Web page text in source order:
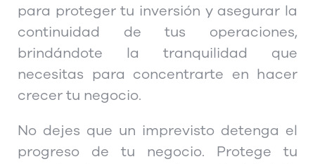
para proteger tu inversión y asegurar la
continuidad de tus operaciones,
brindándote la tranquilidad que
necesitas para concentrarte en hacer
crecer tu negocio.
No dejes que un imprevisto detenga el
progreso de tu negocio. Protege tu